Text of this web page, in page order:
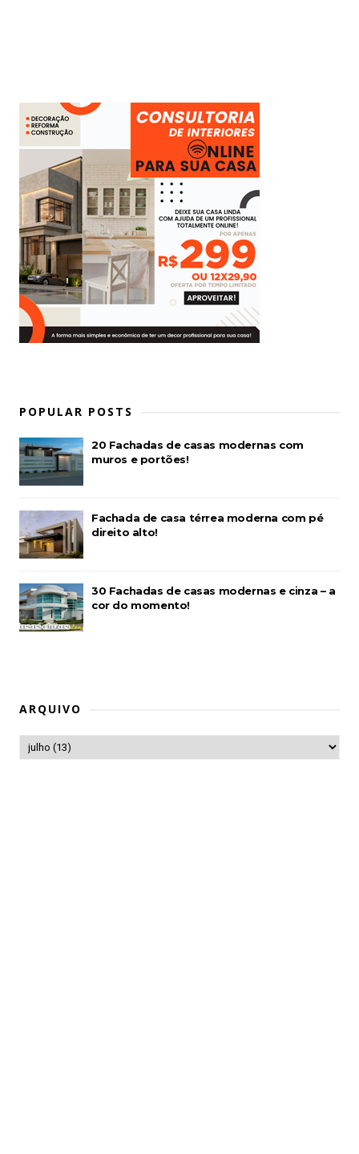
POPULAR POSTS
20 Fachadas de casas modernas com
muros e portões!
Fachada de casa térrea moderna com pé
direito alto!
30 Fachadas de casas modernas e cinza – a
cor do momento!
ARQUIVO